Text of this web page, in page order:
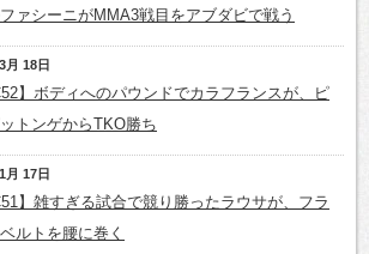
ァシーニがMMA3戦目をアブダビで戦う
月 18日
】ボディへのパウンドでカラフランスが、ピ
トンゲからTKO勝ち
月 17日
】雑すぎる試合で競り勝ったラウサが、フラ
ルトを腰に巻く